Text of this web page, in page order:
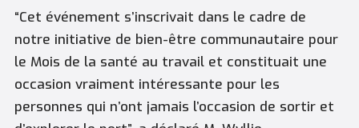
“Cet événement s’inscrivait dans le cadre de
notre initiative de bien-être communautaire pour
le Mois de la santé au travail et constituait une
occasion vraiment intéressante pour les
personnes qui n’ont jamais l’occasion de sortir et